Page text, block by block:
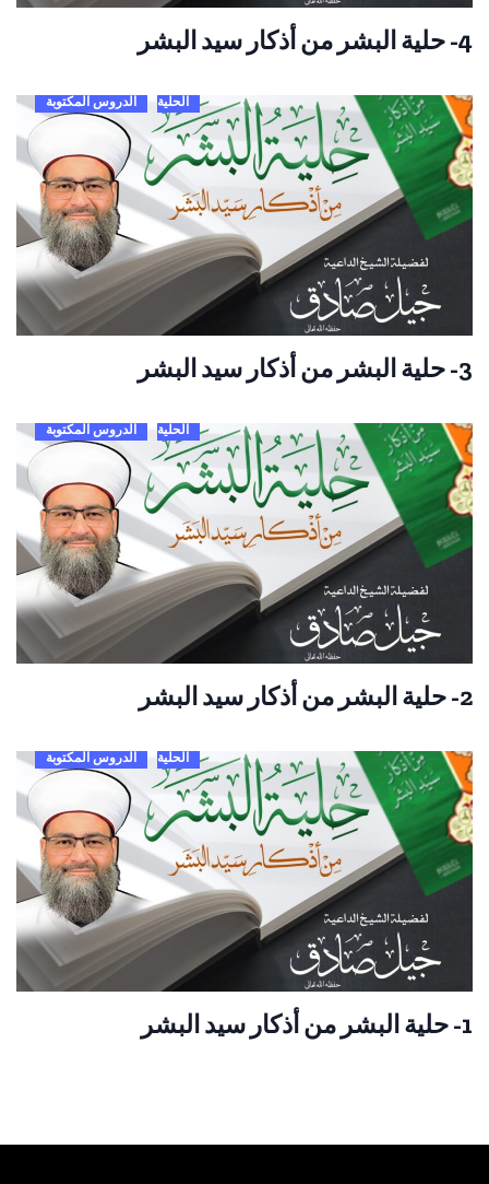
4- حلية البشر من أذكار سيد البشر
الحلية الدروس المكتوبة
3- حلية البشر من أذكار سيد البشر
الحلية الدروس المكتوبة
2- حلية البشر من أذكار سيد البشر
الحلية الدروس المكتوبة
1- حلية البشر من أذكار سيد البشر